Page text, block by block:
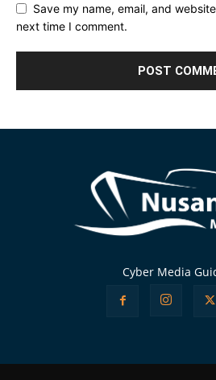
Save my name, email, and
next time I comment.
Cyber Media